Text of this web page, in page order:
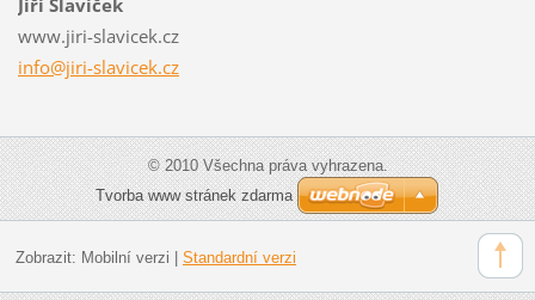
www.jiri-slavicek.cz
info@jiri-slavicek.cz
© 2010 Všechna práva vyhrazena.
Tvorba www stránek zdarma
Zobrazit: Mobilní verzi Standardní verzi